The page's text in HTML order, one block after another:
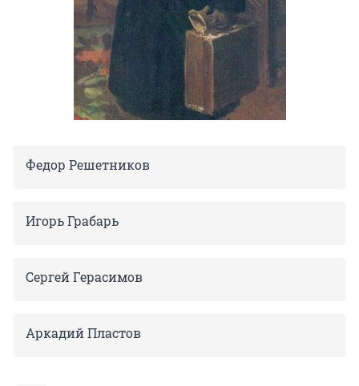
Федор Решетников
Игорь Грабарь
Сергей Герасимов
Аркадий Пластов